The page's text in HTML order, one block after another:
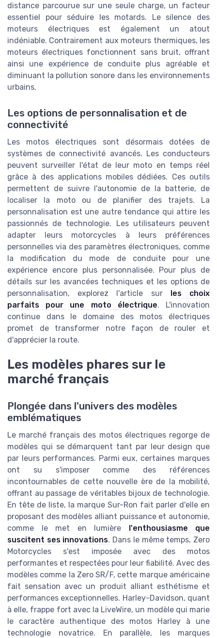
distance parcourue sur une seule charge, un facteur
essentiel pour séduire les motards. Le silence des
moteurs électriques est également un atout
indéniable. Contrairement aux moteurs thermiques, les
moteurs électriques fonctionnent sans bruit, offrant
ainsi une expérience de conduite plus agréable et
diminuant la pollution sonore dans les environnements
urbains.
Les options de personnalisation et de
connectivité
Les motos électriques sont désormais dotées de
systèmes de connectivité avancés. Les conducteurs
peuvent surveiller l'état de leur moto en temps réel
grâce à des applications mobiles dédiées. Ces outils
permettent de suivre l'autonomie de la batterie, de
localiser la moto ou de planifier des trajets. La
personnalisation est une autre tendance qui attire les
passionnés de technologie. Les utilisateurs peuvent
adapter leurs motorcycles à leurs préférences
personnelles via des paramètres électroniques, comme
la modification du mode de conduite pour une
expérience encore plus personnalisée. Pour plus de
détails sur les avancées techniques et les options de
personnalisation, explorez l'article sur
les choix
parfaits pour une moto électrique. L'innovation
continue dans le domaine des motos électriques
promet de transformer notre façon de rouler et
d'apprécier la route.
Les modèles phares sur le
marché français
Plongée dans l'univers des modèles
emblématiques
Le marché français des motos électriques regorge de
modèles qui se démarquent tant par leur design que
par leurs performances. Parmi eux, certaines marques
ont su s'imposer comme des références
incontournables de cette nouvelle ère de la mobilité,
offrant au passage de véritables bijoux de technologie.
En tête de liste, la marque Sur-Ron fait parler d'elle en
proposant des modèles alliant puissance et autonomie,
comme le met en lumière l'enthousiasme que
suscitent ses innovations. Dans le même temps, Zero
Motorcycles s'est imposée avec des motos
performantes et respectées pour leur fiabilité. Avec des
modèles comme la Zero SR/F, cette marque américaine
fait sensation avec un produit alliant esthétisme et
performances exceptionnelles. Harley-Davidson, quant
à elle, frappe fort avec la LiveWire, un modèle qui marie
le caractère authentique des motos Harley à une
technologie novatrice. En parallèle, les marques